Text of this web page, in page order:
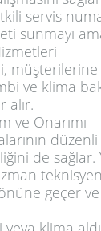
servis
sunmayı
ve klima
alır.
ve Onarımı
düzenli
de
önüne geçer